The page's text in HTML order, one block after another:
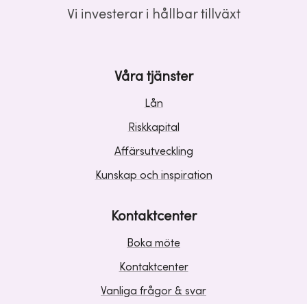
Vi investerar i hållbar tillväxt
Våra tjänster
Lån
Riskkapital
Affärsutveckling
Kunskap och inspiration
Kontaktcenter
Boka möte
Kontaktcenter
Vanliga frågor & svar